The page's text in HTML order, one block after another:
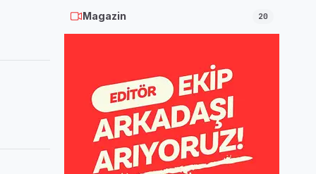
Magazin 20